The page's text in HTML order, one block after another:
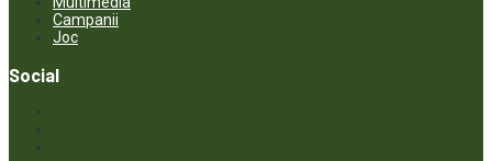
Campanii
Joc
Social